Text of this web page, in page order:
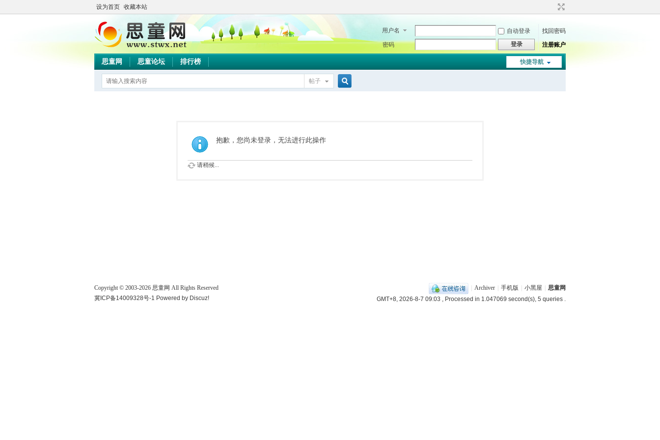
设为首页 收藏本站
用户名 自动登录
找回密码
密码
登录 注册账户
快捷导航
思童网 思童论坛 排行榜
帖子
抱歉，您尚未登录，无法进行此操作
请稍候...
Archiver 手机版 小黑屋
思童网
GMT+8, 2026-8-7 09:03 , Processed in 1.047069 second(s), 5 queries .
Copyright © 2003-2026 思童网 All Rights Reserved
冀ICP备14009328号-1 Powered by Discuz!